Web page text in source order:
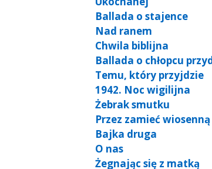
Ballada o stajence
Nad ranem
Chwila biblijna
Ballada o chłopcu
Temu, który przyjdzie
1942. Noc wigilijna
Żebrak smutku
Przez zamieć wiosenną
Bajka druga
O nas
Żegnając się z matką